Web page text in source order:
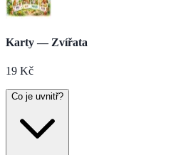
Karty — Zvířata
19 Kč
Co je uvnitř?